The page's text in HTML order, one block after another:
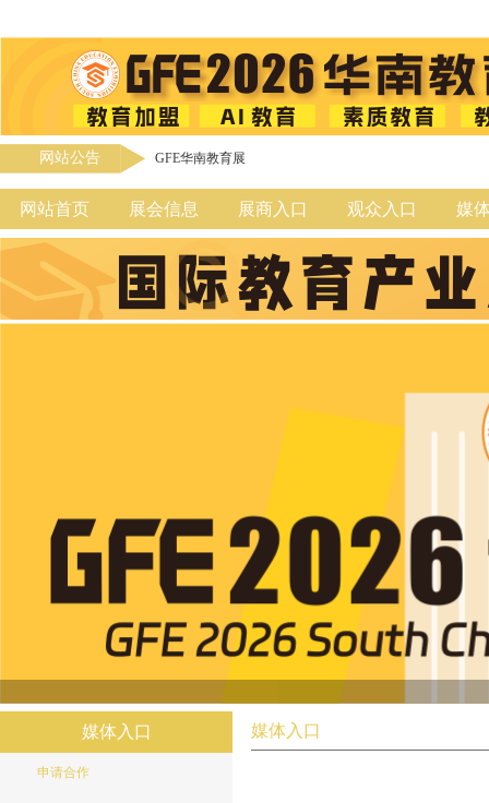
网站公告 GFE华南教育展
网站首页 展会信息 展商入口 观众入口 媒
媒体入口
申请合作
媒体入口